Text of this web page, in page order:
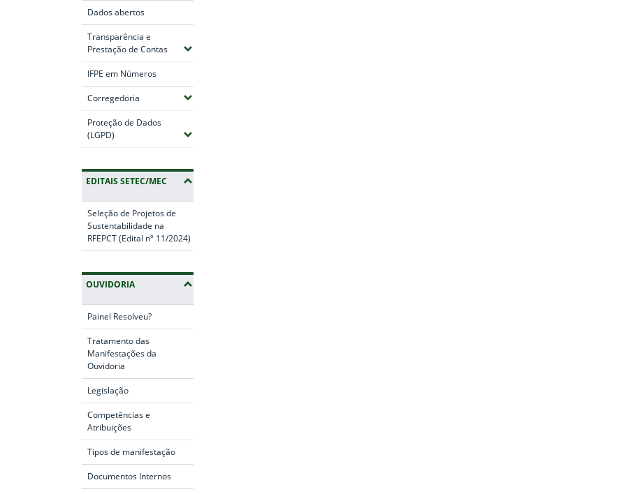
Dados abertos
Transparência e
Prestação de Contas(Expandir submenus)
IFPE em Números
Corregedoria (Expandir submenus)
Proteção de Dados
(LGPD) (Expandir submenus)
EDITAIS SETEC/MEC
Seleção de Projetos de
Sustentabilidade na
RFEPCT (Edital nº 11/2024)
OUVIDORIA
Painel Resolveu?
Tratamento das
Manifestações da
Ouvidoria
Legislação
Competências e
Atribuições
Tipos de manifestação
Documentos Internos